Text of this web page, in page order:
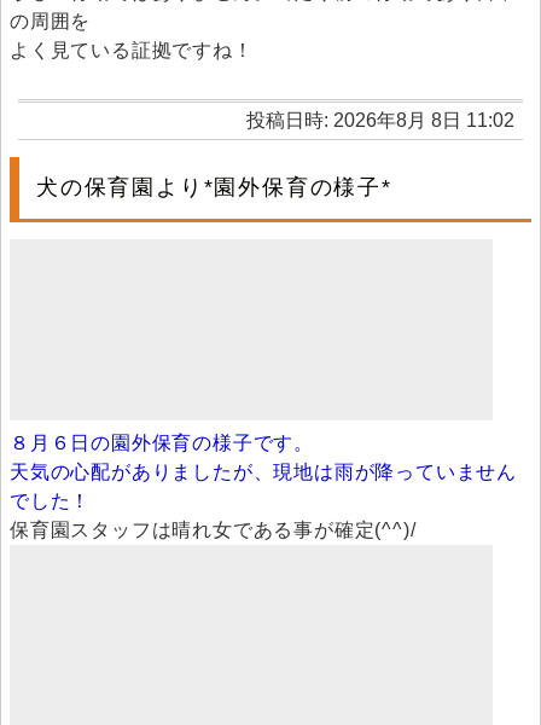
の周囲を
よく見ている証拠ですね！
投稿日時: 2026年8月 8日 11:02
犬の保育園より*園外保育の様子*
８月６日の園外保育の様子です。
天気の心配がありましたが、現地は雨が降っていません
でした！
保育園スタッフは晴れ女である事が確定(^^)/